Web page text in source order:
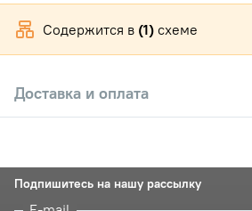
Содержится в (1) схеме
Доставка и оплата
Подпишитесь на нашу рассылку